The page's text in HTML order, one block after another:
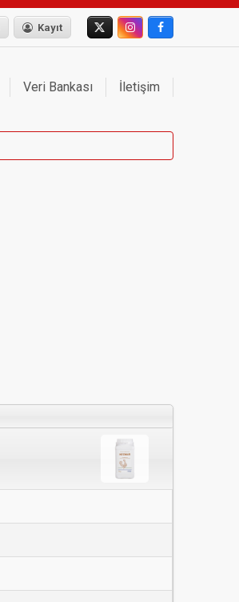
Kayıt
Veri Bankası İletişim